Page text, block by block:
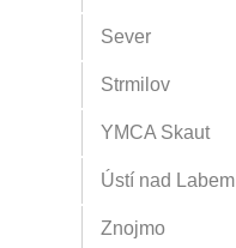
Sever
Strmilov
YMCA Skaut
Ústí nad Labem
Znojmo